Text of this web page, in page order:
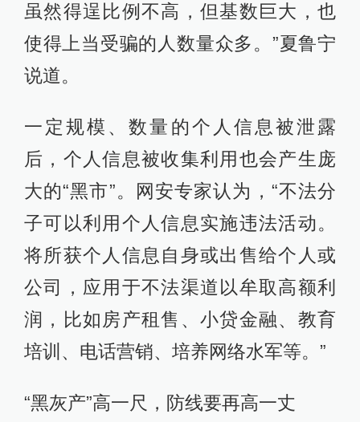
虽然得逞比例不高，但基数巨大，也
使得上当受骗的人数量众多。”夏鲁宁
说道。
一定规模、数量的个人信息被泄露
后，个人信息被收集利用也会产生庞
大的“黑市”。网安专家认为，“不法分
子可以利用个人信息实施违法活动。
将所获个人信息自身或出售给个人或
公司，应用于不法渠道以牟取高额利
润，比如房产租售、小贷金融、教育
培训、电话营销、培养网络水军等。”
“黑灰产”高一尺，防线要再高一丈